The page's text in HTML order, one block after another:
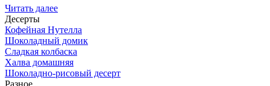
Читать далее
Десерты
Кофейная Нутелла
Шоколадный домик
Сладкая колбаска
Халва домашняя
Шоколадно-рисовый десерт